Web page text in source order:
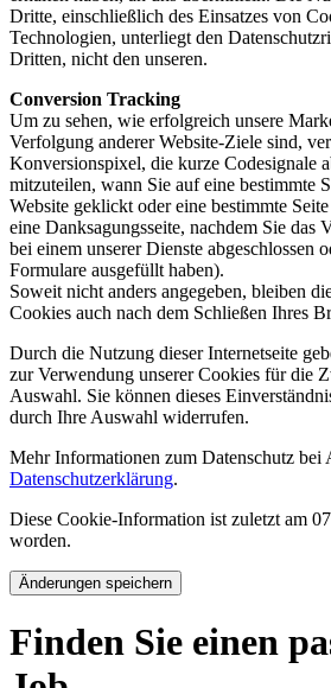
Dritte, einschließlich des Einsatzes von
Technologien, unterliegt den
Dritten, nicht den unseren.
Conversion Tracking
Um zu sehen, wie erfolgreich unsere
Verfolgung anderer Website-Ziele sind,
Konversionspixel, die kurze Codesignale
mitzuteilen, wann Sie auf eine bestimmte
Website geklickt oder eine bestimmte
eine Danksagungsseite, nachdem Sie das
bei einem unserer Dienste abgeschlossen
Formulare ausgefüllt haben).
Soweit nicht anders angegeben, bleiben
Cookies auch nach dem Schließen Ihres
Durch die Nutzung dieser Internetseite
zur Verwendung unserer Cookies für die
Auswahl. Sie können dieses
durch Ihre Auswahl widerrufen.
Mehr Informationen zum Datenschutz bei
Datenschutzerklärung.
Diese Cookie-Information ist zuletzt am
worden.
Änderungen speichern
Finden Sie einen